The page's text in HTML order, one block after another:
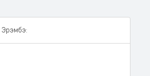
Эрэмбэ: